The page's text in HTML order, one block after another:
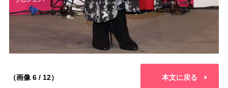
（画像 6 / 12） 本文に戻る